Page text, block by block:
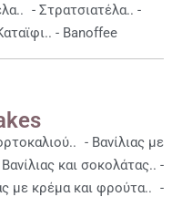
- Στρατσιατέλα.. -
- Banoffee
- Βανίλιας με
και σοκολάτας.. -
με κρέμα και φρούτα.. -